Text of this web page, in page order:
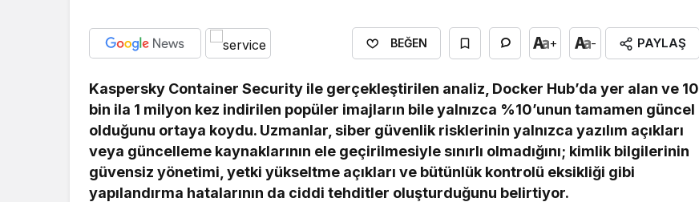
BEĞEN + - PAYLAŞ
Kaspersky Container Security ile gerçekleştirilen analiz, Docker Hub’da yer alan ve 10
bin ila 1 milyon kez indirilen popüler imajların bile yalnızca %10’unun tamamen güncel
olduğunu ortaya koydu. Uzmanlar, siber güvenlik risklerinin yalnızca yazılım açıkları
veya güncelleme kaynaklarının ele geçirilmesiyle sınırlı olmadığını; kimlik bilgilerinin
güvensiz yönetimi, yetki yükseltme açıkları ve bütünlük kontrolü eksikliği gibi
yapılandırma hatalarının da ciddi tehditler oluşturduğunu belirtiyor.